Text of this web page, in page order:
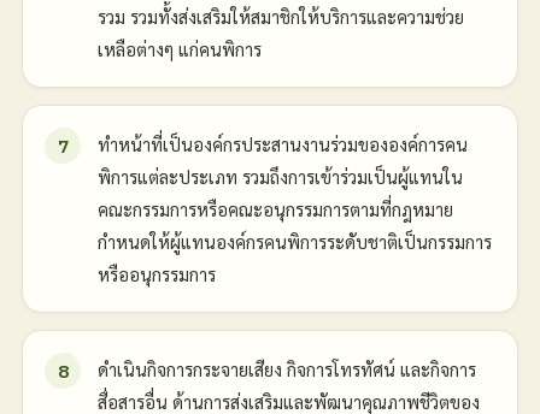
รวม รวมทั้งส่งเสริมให้สมาชิกให้บริการและความช่วย
เหลือต่างๆ แก่คนพิการ
ทำหน้าที่เป็นองค์กรประสานงานร่วมขององค์การคน
พิการแต่ละประเภท รวมถึงการเข้าร่วมเป็นผู้แทนใน
คณะกรรมการหรือคณะอนุกรรมการตามที่กฎหมาย
กำหนดให้ผู้แทนองค์กรคนพิการระดับชาติเป็นกรรมการ
หรืออนุกรรมการ
ดำเนินกิจการกระจายเสียง กิจการโทรทัศน์ และกิจการ
สื่อสารอื่น ด้านการส่งเสริมและพัฒนาคุณภาพชีวิตของ